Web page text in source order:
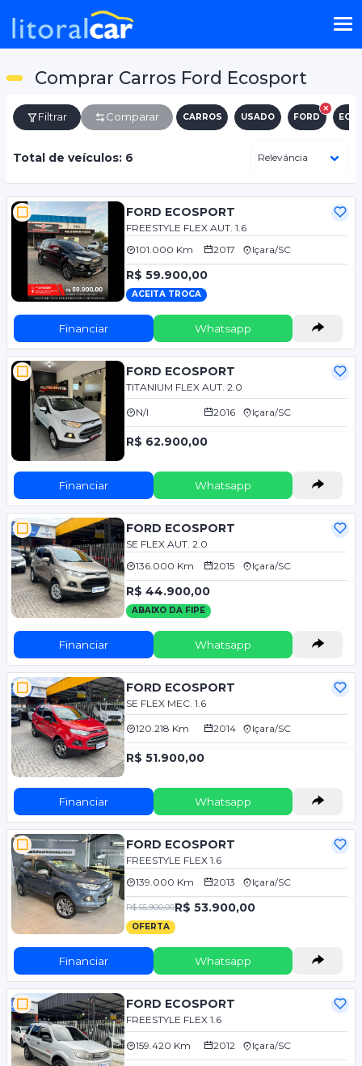
Comprar Carros Ford Ecosport
Filtrar Comparar CARROS USADO FORD
Total de veículos: 6
FORD ECOSPORT
FREESTYLE FLEX AUT. 1.6
101.000 Km
2017 Içara/SC
R$ 59.900,00
ACEITA TROCA
Financiar Whatsapp
FORD ECOSPORT
TITANIUM FLEX AUT. 2.0
N/I 2016 Içara/SC
R$ 62.900,00
Financiar Whatsapp
FORD ECOSPORT
SE FLEX AUT. 2.0
136.000 Km
2015 Içara/SC
R$ 44.900,00
ABAIXO DA FIPE
Financiar Whatsapp
FORD ECOSPORT
SE FLEX MEC. 1.6
120.218 Km 2014 Içara/SC
R$ 51.900,00
Financiar Whatsapp
FORD ECOSPORT
FREESTYLE FLEX 1.6
139.000 Km
2013 Içara/SC
R$ 55.900,00R$ 53.900,00
OFERTA
Financiar Whatsapp
FORD ECOSPORT
FREESTYLE FLEX 1.6
159.420 Km 2012 Içara/SC